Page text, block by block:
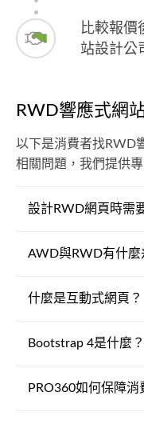
比較報價
站設計公
RWD響應式網
以下是消費者找RWD
相關問題，我們提供
設計RWD網頁時需
AWD與RWD有什麼
什麼是互動式網頁？
Bootstrap 4是什麼？
PRO360如何保障消